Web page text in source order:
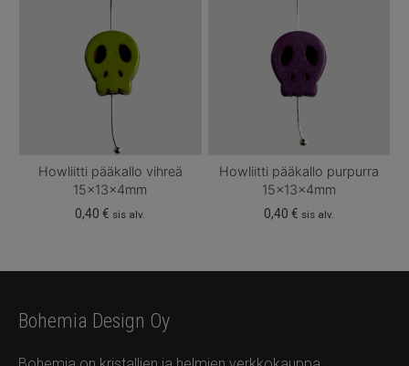
Howliitti pääkallo vihreä
15x13x4mm
0,40€ sis alv.
Howliitti pääkallo purpurra
15x13x4mm
0,40 € sis alv.
Bohemia Design Oy